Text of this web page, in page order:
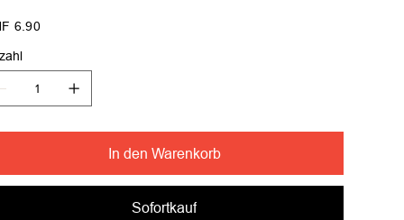
6.90
In den Warenkorb
Sofortkauf